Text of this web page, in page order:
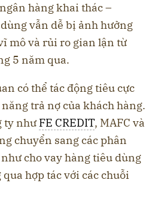
hàng khai thác –
vẫn dễ bị ảnh hưởng
mô và rủi ro gian lận từ
5 năm qua.
có thể tác động tiêu cực
trả nợ của khách hàng.
ty như FE CREDIT, MAFC và
chuyển sang các phân
cho vay hàng tiêu dùng
hợp tác với các chuỗi